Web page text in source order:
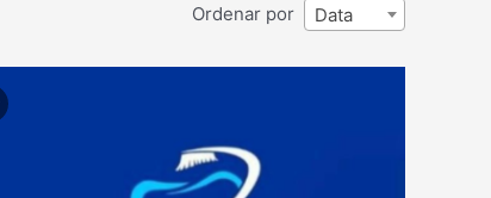
Ordenar por Data